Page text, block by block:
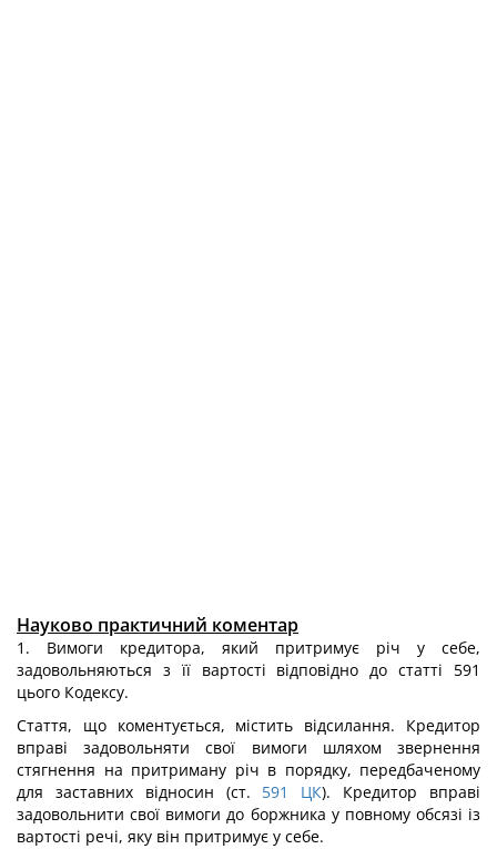
Науково практичний коментар
1. Вимоги кредитора, який притримує річ у себе,
задовольняються з її вартості відповідно до статті 591
цього Кодексу.
Стаття, що коментується, містить відсилання. Кредитор
вправі задовольняти свої вимоги шляхом звернення
стягнення на притриману річ в порядку, передбаченому
для заставних відносин (ст. 591 ЦК). Кредитор вправі
задовольнити свої вимоги до боржника у повному обсязі із
вартості речі, яку він притримує у себе.